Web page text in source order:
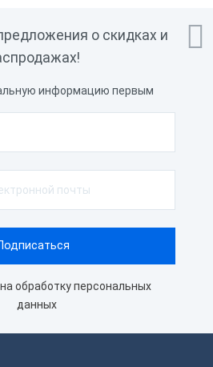

о скидках и
информацию первым
на обработку персональных
данных